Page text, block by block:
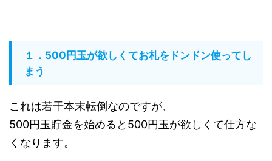
１．500円玉が欲しくてお札をドンドン使ってし
まう
これは若干本末転倒なのですが、
500円玉貯金を始めると500円玉が欲しくて仕方な
くなります。